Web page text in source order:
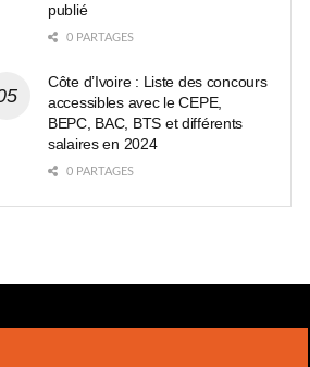
publié
0 PARTAGES
Côte d’Ivoire : Liste des concours
accessibles avec le CEPE,
BEPC, BAC, BTS et différents
salaires en 2024
0 PARTAGES